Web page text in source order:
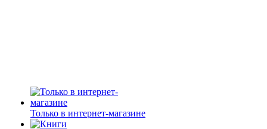
Только в интернет-магазине